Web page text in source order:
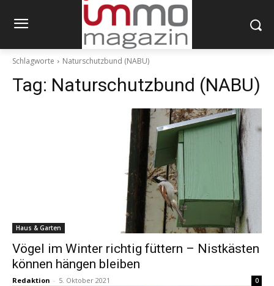
Schlagworte Naturschutzbund (NABU)
Tag: Naturschutzbund (NABU)
Haus & Garten
Vögel im Winter richtig füttern – Nistkästen
können hängen bleiben
Redaktion - 5. Oktober 2021 0